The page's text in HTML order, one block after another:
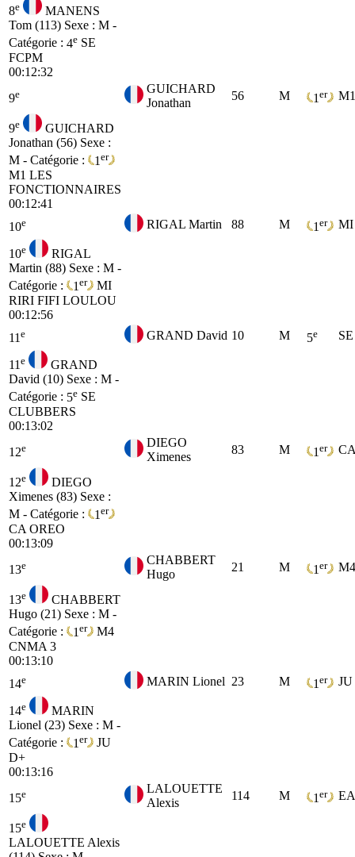
8e
MANENS
Tom (113) Sexe : M -
Catégorie : 4e SE
FCPM
00:12:32
9e
GUICHARD
Jonathan
56 M 1 er M1
9e
GUICHARD
Jonathan (56) Sexe :
M - Catégorie :
1 er
M1 LES
FONCTIONNAIRES
00:12:41
10e RIGAL Martin 88 M 1 er MI
10e
RIGAL
Martin (88) Sexe : M -
Catégorie :
1 er
MI
RIRI FIFI LOULOU
00:12:56
11 e GRAND David 10 M 5e SE
11 e
GRAND
David (10) Sexe : M -
Catégorie : 5e SE
CLUBBERS
00:13:02
12e
DIEGO
Ximenes
83 M 1 er
12e
DIEGO
Ximenes (83) Sexe :
M - Catégorie :
1 er
CA OREO
00:13:09
13e
CHABBERT
Hugo
21 M 1 er M4
13e
CHABBERT
Hugo (21) Sexe : M -
Catégorie :
1 er
M4
CNMA 3
00:13:10
14e MARIN Lionel 23 M 1 er JU
14e
MARIN
Lionel (23) Sexe : M -
Catégorie :
1 er
JU
D+
00:13:16
15e
LALOUETTE
Alexis
114 M 1 er EA
15e
LALOUETTE Alexis